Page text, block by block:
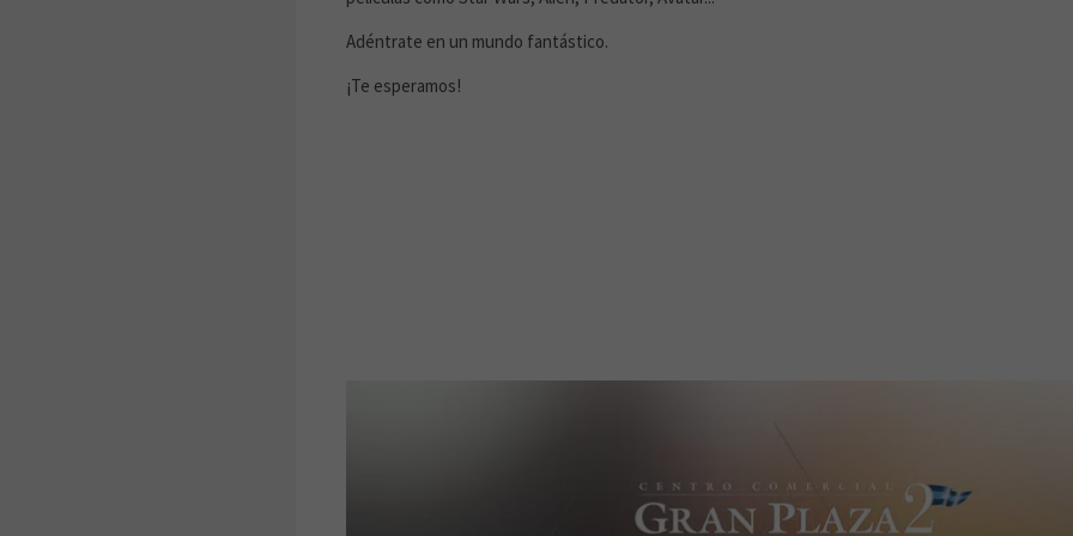
Adéntrate en un mundo fantástico.
¡Te esperamos!